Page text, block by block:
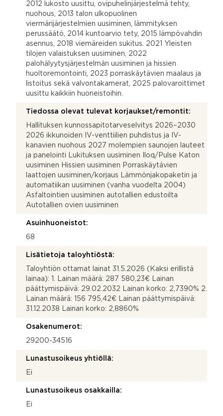
2012 lukosto uusittu, ovipuhelinjärjestelmä tehty,
nuohous, 2013 talon ulkopuolinen
viermärijärjestelmien uusiminen, lämmityksen
perussäätö, 2014 kuntoarvio tety, 2015 lämpövahdin
asennus, 2018 viemäreiden sukitus. 2021 Yleisten
tilojen valaistuksen uusiminen, 2022
palohälyytysjärjestelmän uusiminen ja hissien
huoltoremontointi, 2023 porraskäytävien maalaus ja
listoitus sekä valvontakamerat, 2025 palovaroittimet
uusittu kaikkiin huoneistoihin.
Tiedossa olevat tulevat korjaukset/remontit:
Hallituksen kunnossapitotarveselvitys 2026–2030
2026 ikkunoiden IV-venttiilien puhdistus ja IV-
kanavien nuohous 2027 molempien saunojen lauteet
ja panelointi Lukituksen uusiminen Iloq/Pulse Katon
uusiminen Hissien uusiminen Porraskäytävien
laattojen uusiminen/korjaus Lämmönjakopaketin ja
automatiikan uusiminen (vanha vuodelta 2004)
Asfaltointien uusiminen autotallien edustoilta
Autotallien ovien uusiminen
Asuinhuoneistot:
68
Lisätietoja taloyhtiöstä:
Taloyhtiön ottamat lainat 31.5.2026 (Kaksi erillistä
lainaa): 1. Lainan määrä: 287 580,23€ Lainan
päättymispäivä: 29.02.2032 Lainan korko: 2,7390% 2.
Lainan määrä: 156 795,42€ Lainan päättymispäivä:
31.12.2038 Lainan korko: 2,8860%
Osakenumerot:
29200-34516
Lunastusoikeus yhtiöllä:
Ei
Lunastusoikeus osakkailla:
Ei